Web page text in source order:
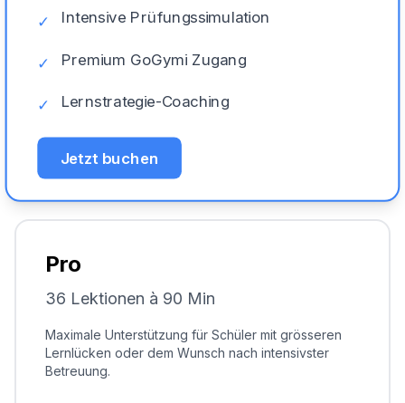
✓ Intensive Prüfungssimulation
✓ Premium GoGymi Zugang
✓ Lernstrategie-Coaching
Jetzt buchen
Pro
36 Lektionen à 90 Min
Maximale Unterstützung für Schüler mit grösseren
Lernlücken oder dem Wunsch nach intensivster
Betreuung.